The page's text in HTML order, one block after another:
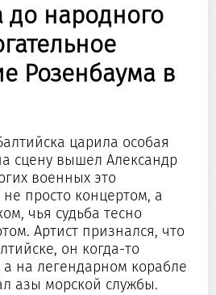
до народного
Розенбаума в
царила особая
сцену вышел Александр
военных это
просто концертом, а
чья судьба тесно
Артист признался, что
он когда-то
на легендарном корабле
азы морской службы.